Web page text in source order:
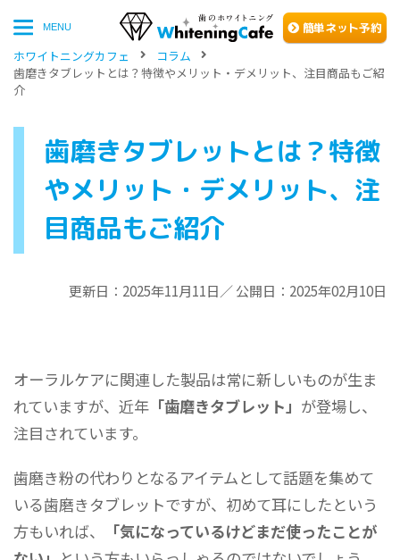
MENU 簡単ネッ ト予約
ホワイトニングカフェ
コラム
歯磨きタブレットとは？特徴やメリット・デメリット、注目商品もご紹
介
歯磨きタブレットとは？特徴
やメリット・デメリット、注
目商品もご紹介
更新日：2025年11月11日／ 公開日：2025年02月10日
オーラルケアに関連した製品は常に新しいものが生ま
れていますが、近年 「歯磨きタブレット」 が登場し、
注目されています。
歯磨き粉の代わりとなるアイテムとして話題を集めて
いる歯磨きタブレットですが、初めて耳にしたという
方もいれば、
「気になっているけどまだ使ったことが